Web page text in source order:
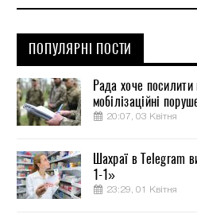
ПОПУЛЯРНІ ПОСТИ
Рада хоче посилити
мобілізаційні
20:07, 03 Квітня
Шахраї в Telegram
1-1»
23:29, 01 Квітня